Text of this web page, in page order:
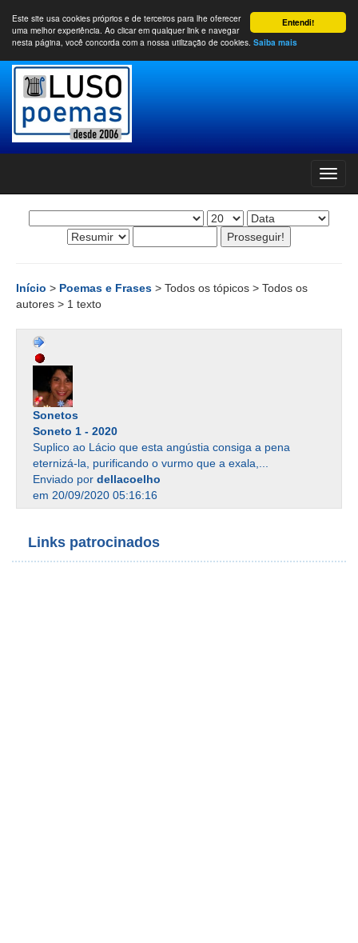
Entendi!
Este site usa cookies próprios e de terceiros para lhe oferecer
uma melhor experiência. Ao clicar em qualquer link e navegar
nesta página, você concorda com a nossa utilização de cookies. Saiba mais
Início > Poemas e Frases > Todos os tópicos > Todos os
autores > 1 texto
Sonetos
Soneto 1 - 2020
Suplico ao Lácio que esta angústia consiga a pena
eternizá-la, purificando o vurmo que a exala,...
Enviado por dellacoelho
em 20/09/2020 05:16:16
Links patrocinados